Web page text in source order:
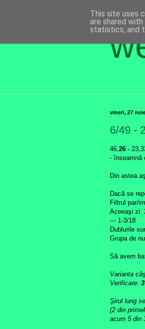
vineri, 27
6/49 -
46, 26 -
- înseamnă
Din astea
Dacă se
Filtrul par/
Aceeaşi zi:
--- 1-3/18
Dublurile
Grupa de
Să avem
Varianta
Verificare: 3
Şirul lung
(2 din
acum 5 din
This site uses
are shared
statistics, and